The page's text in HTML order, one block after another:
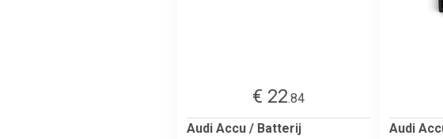
€ 22.84
Audi Accu / Batterij
Audi